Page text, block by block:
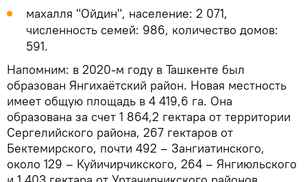
махалля "Ойдин", население: 2 071,
численность семей: 986, количество домов:
591.
Напомним: в 2020-м году в Ташкенте был
образован Янгихаётский район. Новая местность
имеет общую площадь в 4 419,6 га. Она
образована за счет 1 864,2 гектара от территории
Сергелийского района, 267 гектаров от
Бектемирского, почти 492 – Зангиатинского,
около 129 – Куйичирчикского, 264 – Янгиюльского